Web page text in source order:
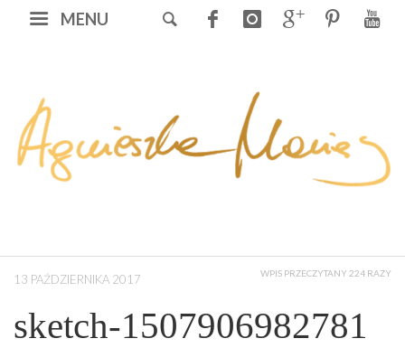
MENU
13 PAŹDZIERNIKA 2017 WPIS PRZECZYTANY 224 RAZY
sketch-1507906982781